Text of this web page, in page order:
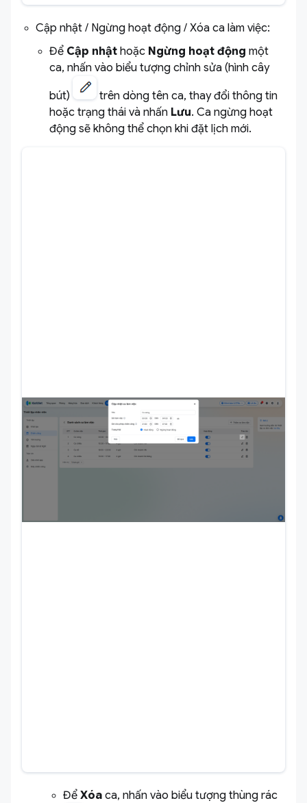
Cập nhật / Ngừng hoạt động / Xóa ca làm việc:
Để Cập nhật hoặc Ngừng hoạt động một
ca, nhấn vào biểu tượng chỉnh sửa (hình cây
bút)
trên dòng tên ca, thay đổi thông tin
hoặc trạng thái và nhấn Lưu. Ca ngừng hoạt
động sẽ không thể chọn khi đặt lịch mới.
Để Xóa ca, nhấn vào biểu tượng thùng rác